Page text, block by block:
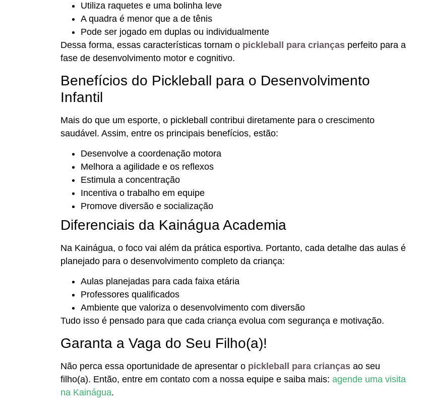
Utiliza raquetes e uma bolinha leve
A quadra é menor que a de tênis
Pode ser jogado em duplas ou individualmente
Dessa forma, essas características tornam o pickleball para crianças perfeito para a
fase de desenvolvimento motor e cognitivo.
Benefícios do Pickleball para o Desenvolvimento
Infantil
Mais do que um esporte, o pickleball contribui diretamente para o crescimento
saudável. Assim, entre os principais benefícios, estão:
Desenvolve a coordenação motora
Melhora a agilidade e os reflexos
Estimula a concentração
Incentiva o trabalho em equipe
Promove diversão e socialização
Diferenciais da Kainágua Academia
Na Kainágua, o foco vai além da prática esportiva. Portanto, cada detalhe das aulas é
planejado para o desenvolvimento completo da criança:
Aulas planejadas para cada faixa etária
Professores qualificados
Ambiente que valoriza o desenvolvimento com diversão
Tudo isso é pensado para que cada criança evolua com segurança e motivação.
Garanta a Vaga do Seu Filho(a)!
Não perca essa oportunidade de apresentar o pickleball para crianças ao seu
filho(a). Então, entre em contato com a nossa equipe e saiba mais: agende uma visita
na Kainágua.